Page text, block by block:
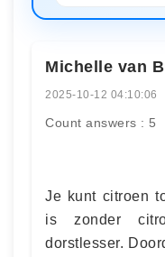
Michelle van
2025-10-12 04:10:06
Count answers : 5
Je kunt citroen
is zonder
dorstlesser.